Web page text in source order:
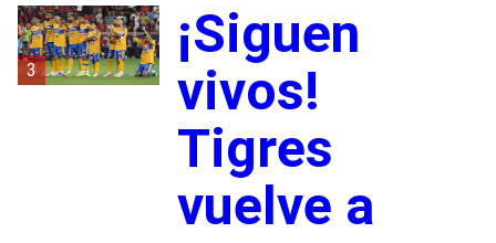
3
¡Siguen
vivos!
Tigres
vuelve a